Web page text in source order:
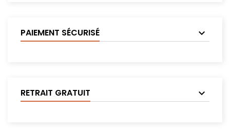
PAIEMENT SÉCURISÉ
RETRAIT GRATUIT